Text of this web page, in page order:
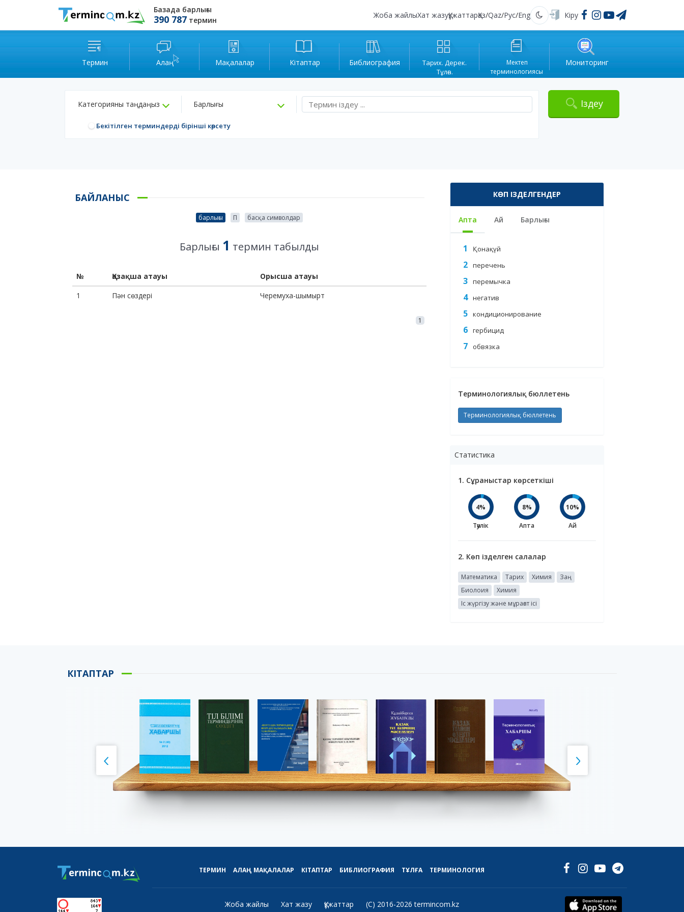
Базада барлығы
390 787 термин
Жоба жайлыХат жазуҚұжаттарҚаз/Qaz/Рус/Eng Қараңғы Кіру
Термин Алаң Мақалалар Кітаптар Библиография
Тарих. Дерек.
Тұлға.
Мектеп
терминологиясы
Мониторинг
Категорияны таңдаңыз Барлығы
Бекітілген терминдерді бірінші көрсету
Іздеу
БАЙЛАНЫС
барлығы П басқа символдар
Барлығы 1 термин табылды
№ Қазақша атауы
Орысша атауы
1
Пән сөздері Черемуха-шымырт
1
КӨП ІЗДЕЛГЕНДЕР
Апта Ай Барлығы
Қонақүй
перечень
перемычка
негатив
кондиционирование
гербицид
обвязка
Терминологиялық бюллетень
Терминологиялық бюллетень
Статистика
1. Сұраныстар көрсеткіші
4%
Тәулік
8%
Апта
10%
Ай
2. Көп ізделген салалар
Математика Тарих Химия
Заң
Биолоия
Химия
Іс жүргізу және мұрағат ісі
КІТАПТАР
ТЕРМИН АЛАҢ МАҚАЛАЛАР КІТАПТАР БИБЛИОГРАФИЯ ТҰЛҒА ТЕРМИНОЛОГИЯ
Жоба жайлы Хат жазу Құжаттар (C) 2016-2026 termincom.kz